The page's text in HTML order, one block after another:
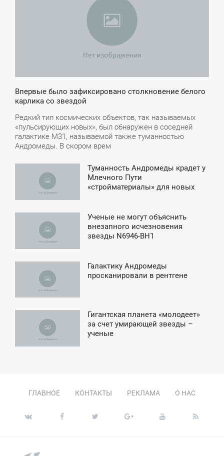
Впервые было зафиксировано столкновение белого
карлика со звездой
Редкий тип космических объектов, так называемых
«пульсирующих новых», был обнаружен в соседней
галактике М31, называемой также туманностью
Андромеды. В скором врем
Туманность Андромеды крадет у
Млечного Пути
«стройматериалы» для новых
Ученые не могут объяснить
внезапного исчезновения
звезды N6946-BH1
Галактику Андромеды
просканировали в рентгене
Гигантская планета «молодеет»
за счет умирающей звезды –
ученые
ГЛАВНОЕ КОНТАКТЫ РЕКЛАМА О НАС